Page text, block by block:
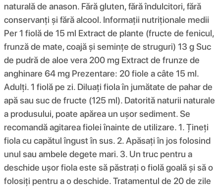
naturală de anason. Fără gluten, fără îndulcitori, fără
conservanți și fără alcool. Informații nutriționale medii
Per 1 fiolă de 15 ml Extract de plante (fructe de fenicul,
frunză de mate, coajă și semințe de struguri) 13 g Suc
de pudră de aloe vera 200 mg Extract de frunze de
anghinare 64 mg Prezentare: 20 fiole a câte 15 ml.
Adulți. 1 fiolă pe zi. Diluați fiola în jumătate de pahar de
apă sau suc de fructe (125 ml). Datorită naturii naturale
a produsului, poate apărea un ușor sediment. Se
recomandă agitarea fiolei înainte de utilizare. 1. Țineți
fiola cu capătul îngust în sus. 2. Apăsați în jos folosind
unul sau ambele degete mari. 3. Un truc pentru a
deschide ușor fiola este să păstrați o fiolă goală și să o
folosiți pentru a o deschide. Tratamentul de 20 de zile